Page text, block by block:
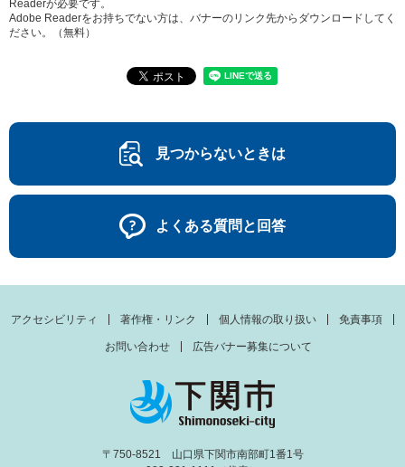
Readerが必要です。
Adobe Readerをお持ちでない方は、バナーのリンク先からダウンロードしてく
ださい。（無料）
見つからないときは
よくある質問と回答
アクセシビリティ 著作権・リンク 個人情報の取り扱い 免責事項
お問い合わせ 広告バナー募集について
〒750-8521 山口県下関市南部町1番1号